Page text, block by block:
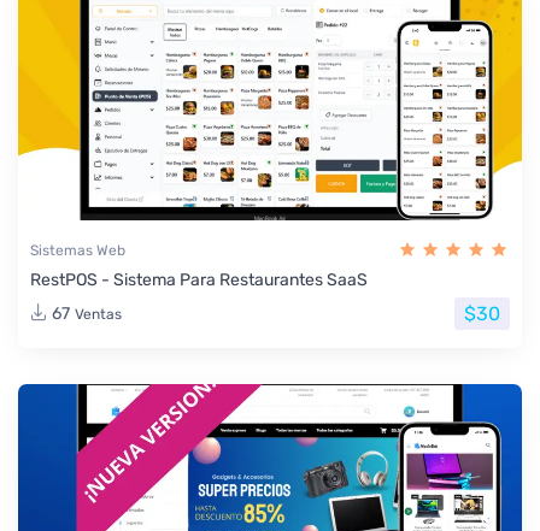
Sistemas Web
RestPOS - Sistema Para Restaurantes SaaS
67 Ventas $30